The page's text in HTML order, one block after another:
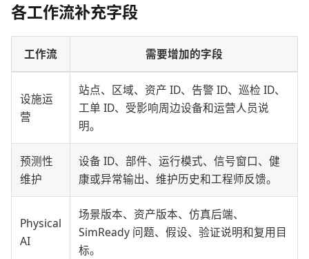
各工作流补充字段
工作流 需要增加的字段
设施运
营
站点、区域、资产 ID、告警 ID、巡检 ID、
工单 ID、受影响周边设备和运营人员说
明。
预测性
维护
设备 ID、部件、运行模式、信号窗口、健
康或异常输出、维护历史和工程师反馈。
Physical
AI
场景版本、资产版本、仿真后端、
SimReady 问题、假设、验证说明和复用目
标。